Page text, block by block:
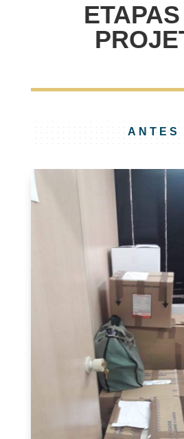
ANTES